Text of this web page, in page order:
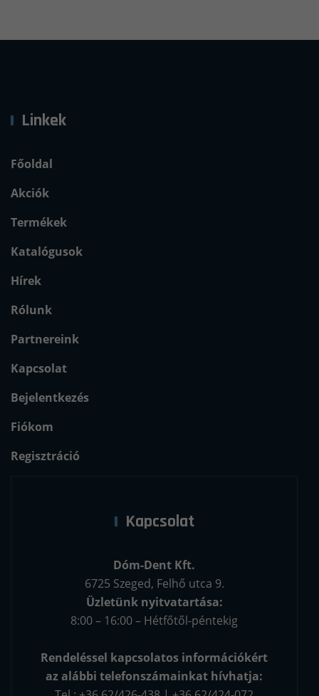
Linkek
Főoldal
Akciók
Termékek
Katalógusok
Hírek
Rólunk
Partnereink
Kapcsolat
Bejelentkezés
Fiókom
Regisztráció
Kapcsolat
Dóm-Dent Kft.
6725 Szeged, Felhő utca 9.
Üzletünk nyitvatartása:
8:00 – 16:00 – Hétfőtől-péntekig
Rendeléssel kapcsolatos információkért
az alábbi telefonszámainkat hívhatja: